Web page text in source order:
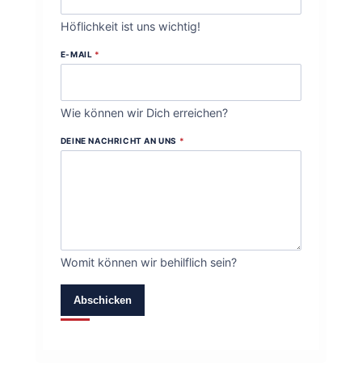
Höflichkeit ist uns wichtig!
E-MAIL *
Wie können wir Dich erreichen?
DEINE NACHRICHT AN UNS *
Womit können wir behilflich sein?
Abschicken